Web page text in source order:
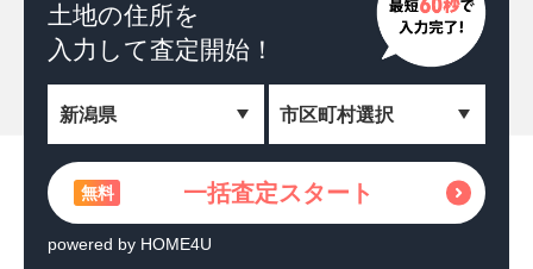
無料
無料 土地活用の方法を見る
powered by HOME4U
土地の住所を
入力して査定開始！
無料 一括査定スタート
powered by HOME4U